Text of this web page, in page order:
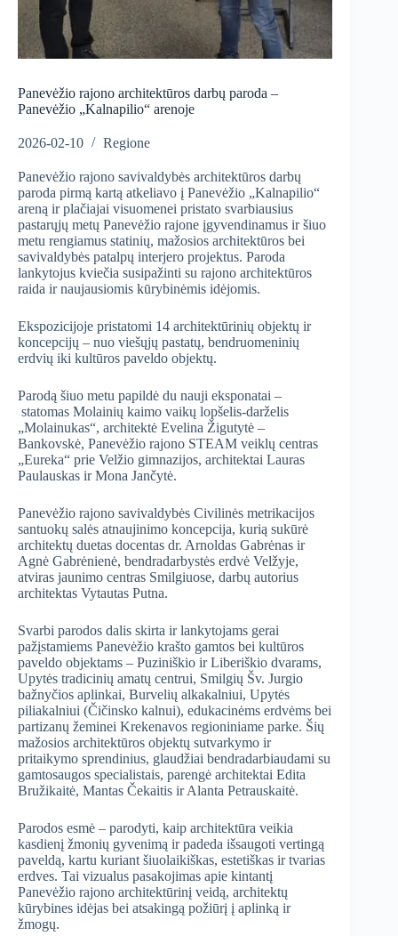
Panevėžio rajono architektūros darbų paroda –
Panevėžio „Kalnapilio“ arenoje
2026-02-10 Regione
Panevėžio rajono savivaldybės architektūros darbų
paroda pirmą kartą atkeliavo į Panevėžio „Kalnapilio“
areną ir plačiajai visuomenei pristato svarbiausius
pastarųjų metų Panevėžio rajone įgyvendinamus ir šiuo
metu rengiamus statinių, mažosios architektūros bei
savivaldybės patalpų interjero projektus. Paroda
lankytojus kviečia susipažinti su rajono architektūros
raida ir naujausiomis kūrybinėmis idėjomis.
Ekspozicijoje pristatomi 14 architektūrinių objektų ir
koncepcijų – nuo viešųjų pastatų, bendruomeninių
erdvių iki kultūros paveldo objektų.
Parodą šiuo metu papildė du nauji eksponatai –
statomas Molainių kaimo vaikų lopšelis-darželis
„Molainukas“, architektė Evelina Žigutytė –
Bankovskė, Panevėžio rajono STEAM veiklų centras
„Eureka“ prie Velžio gimnazijos, architektai Lauras
Paulauskas ir Mona Jančytė.
Panevėžio rajono savivaldybės Civilinės metrikacijos
santuokų salės atnaujinimo koncepcija, kurią sukūrė
architektų duetas docentas dr. Arnoldas Gabrėnas ir
Agnė Gabrėnienė, bendradarbystės erdvė Velžyje,
atviras jaunimo centras Smilgiuose, darbų autorius
architektas Vytautas Putna.
Svarbi parodos dalis skirta ir lankytojams gerai
pažįstamiems Panevėžio krašto gamtos bei kultūros
paveldo objektams – Puziniškio ir Liberiškio dvarams,
Upytės tradicinių amatų centrui, Smilgių Šv. Jurgio
bažnyčios aplinkai, Burvelių alkakalniui, Upytės
piliakalniui (Čičinsko kalnui), edukacinėms erdvėms bei
partizanų žeminei Krekenavos regioniniame parke. Šių
mažosios architektūros objektų sutvarkymo ir
pritaikymo sprendinius, glaudžiai bendradarbiaudami su
gamtosaugos specialistais, parengė architektai Edita
Bružikaitė, Mantas Čekaitis ir Alanta Petrauskaitė.
Parodos esmė – parodyti, kaip architektūra veikia
kasdienį žmonių gyvenimą ir padeda išsaugoti vertingą
paveldą, kartu kuriant šiuolaikiškas, estetiškas ir tvarias
erdves. Tai vizualus pasakojimas apie kintantį
Panevėžio rajono architektūrinį veidą, architektų
kūrybines idėjas bei atsakingą požiūrį į aplinką ir
žmogų.